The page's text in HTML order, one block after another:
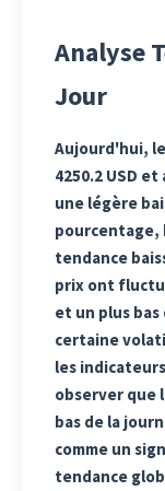
Analyse
Jour
Aujourd'hui,
4250.2 USD
une légère
pourcentage,
tendance
prix ont
et un plus bas
certaine
les
observer que
bas de la
comme un
tendance